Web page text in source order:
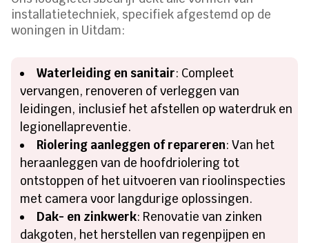
installatietechniek, specifiek afgestemd op de
woningen in Uitdam:
Waterleiding en sanitair: Compleet
vervangen, renoveren of verleggen van
leidingen, inclusief het afstellen op waterdruk en
legionellapreventie.
Riolering aanleggen of repareren: Van het
heraanleggen van de hoofdriolering tot
ontstoppen of het uitvoeren van rioolinspecties
met camera voor langdurige oplossingen.
Dak- en zinkwerk: Renovatie van zinken
dakgoten, het herstellen van regenpijpen en